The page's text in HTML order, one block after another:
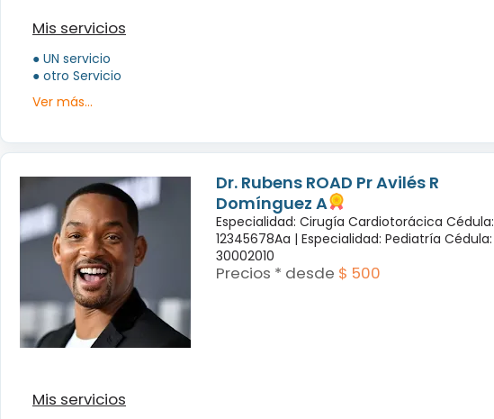
Mis servicios
● UN servicio
● otro Servicio
Ver más...
Dr. Rubens ROAD Pr Avilés R
Domínguez A
Especialidad: Cirugía Cardiotorácica Cédula:
12345678Aa | Especialidad: Pediatría Cédula:
30002010
Precios * desde $ 500
Mis servicios